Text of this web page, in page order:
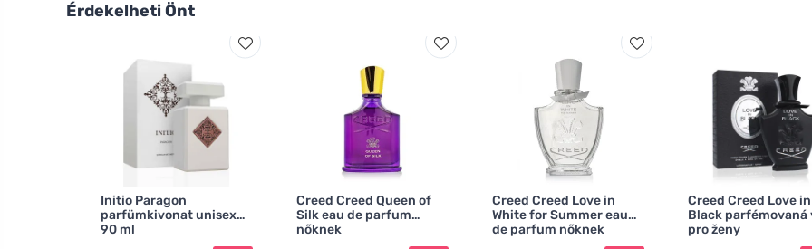
Érdekelheti Önt
Initio Paragon
parfümkivonat unisex
90 ml
Creed Creed Queen of
Silk eau de parfum
nőknek
Creed Creed Love in
White for Summer eau
de parfum nőknek
Creed Creed Love in
Black parfémovaná
pro ženy